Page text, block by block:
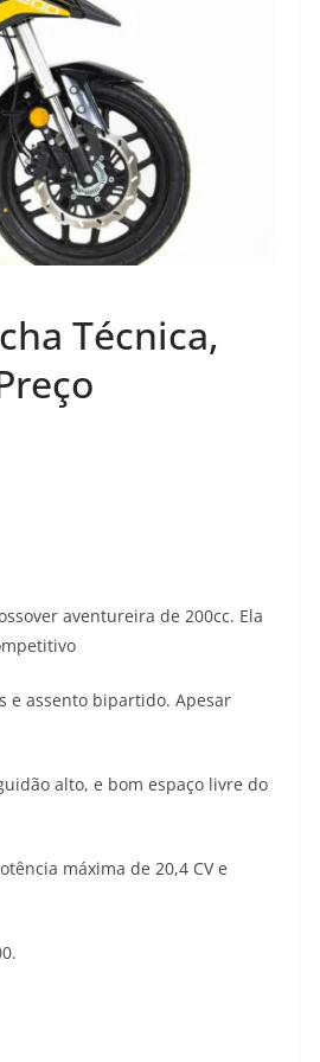
Técnica,
aventureira de 200cc. Ela
e assento bipartido. Apesar
alto, e bom espaço livre do
máxima de 20,4 CV e